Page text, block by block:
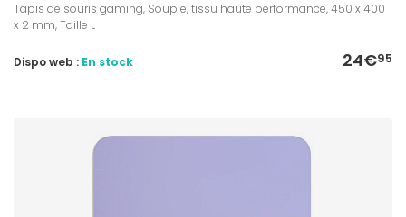
Tapis de souris gaming, Souple, tissu haute performance, 450 x 400
x 2 mm, Taille L
24€95
Dispo web : En stock